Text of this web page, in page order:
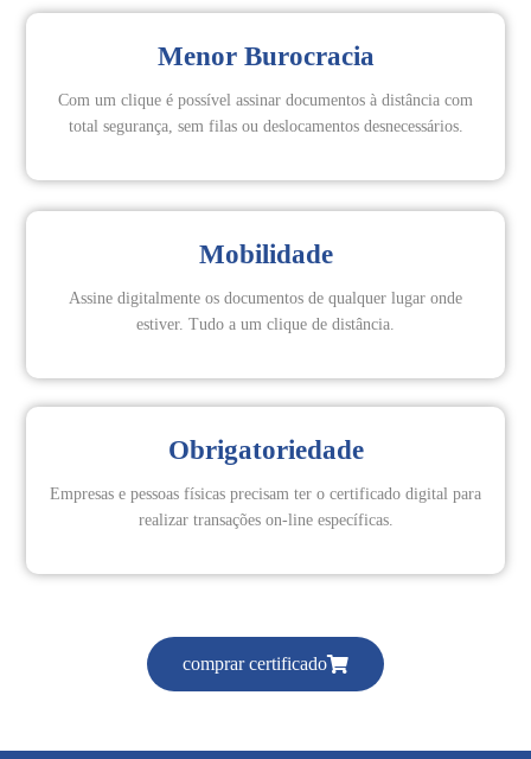
Menor Burocracia
Com um clique é possível assinar documentos à distância com
total segurança, sem filas ou deslocamentos desnecessários.
Mobilidade
Assine digitalmente os documentos de qualquer lugar onde
estiver. Tudo a um clique de distância.
Obrigatoriedade
Empresas e pessoas físicas precisam ter o certificado digital para
realizar transações on-line específicas.
comprar certificado